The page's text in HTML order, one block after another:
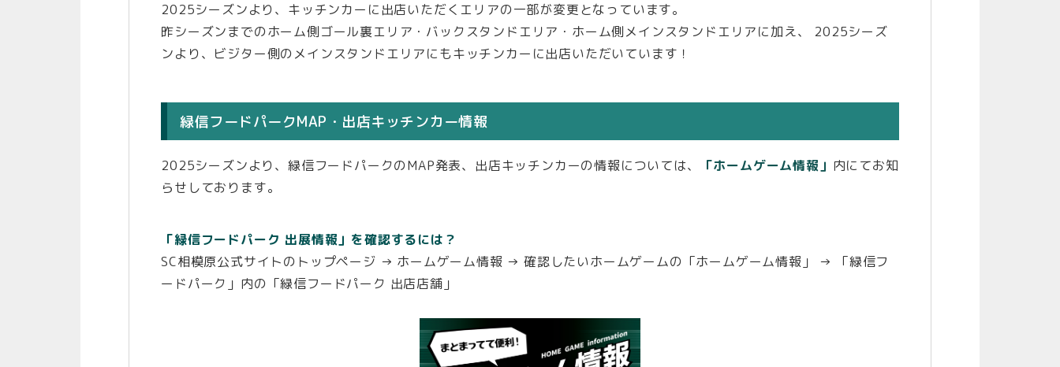
2025シーズンより、キッチンカーに出店いただくエリアの一部が変更となっています。
昨シーズンまでのホーム側ゴール裏エリア・バックスタンドエリア・ホーム側メインスタンドエリアに加え、 2025シーズ
ンより、ビジター側のメインスタンドエリアにもキッチンカーに出店いただいています！
緑信フードパークMAP・出店キッチンカー情報
2025シーズンより、緑信フードパークのMAP発表、出店キッチンカーの情報については、 「ホームゲーム情報」 内にてお知
らせしております。
「緑信フードパーク 出展情報」を確認するには？
SC相模原公式サイトのトップページ → ホームゲーム情報 → 確認したいホームゲームの「ホームゲーム情報」 → 「緑信フ
ードパーク」内の「緑信フードパーク 出店店舗」